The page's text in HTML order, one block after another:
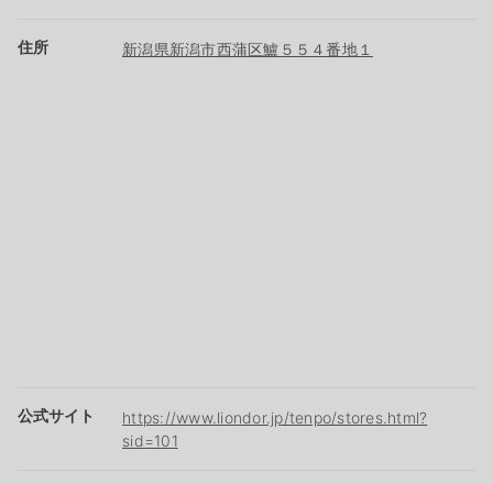
住所 新潟県新潟市西蒲区鱸５５４番地１
公式サイト
https://www.liondor.jp/tenpo/stores.html?
sid=101